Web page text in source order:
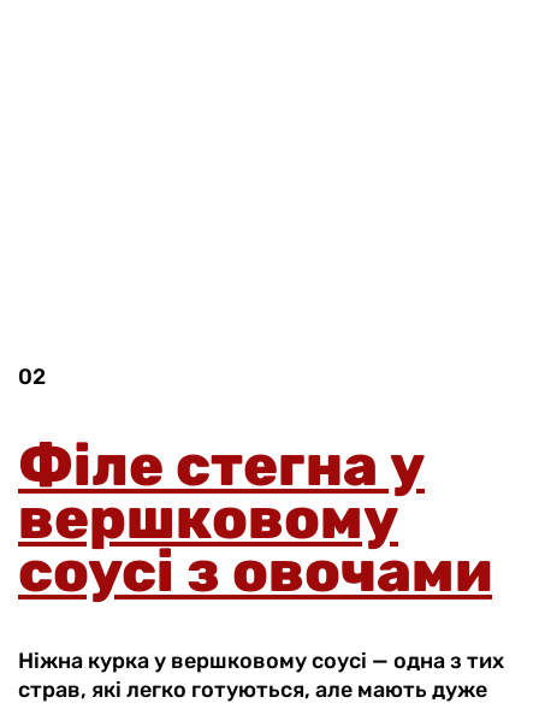
02
Філе стегна у
вершковому
соусі з овочами
Ніжна курка у вершковому соусі — одна з тих
страв, які легко готуються, але мають дуже